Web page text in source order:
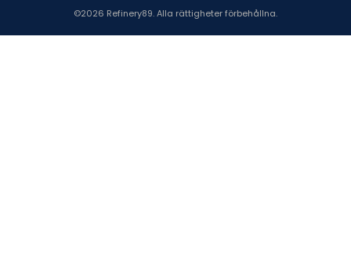
©2026 Refinery89. Alla rättigheter förbehållna.